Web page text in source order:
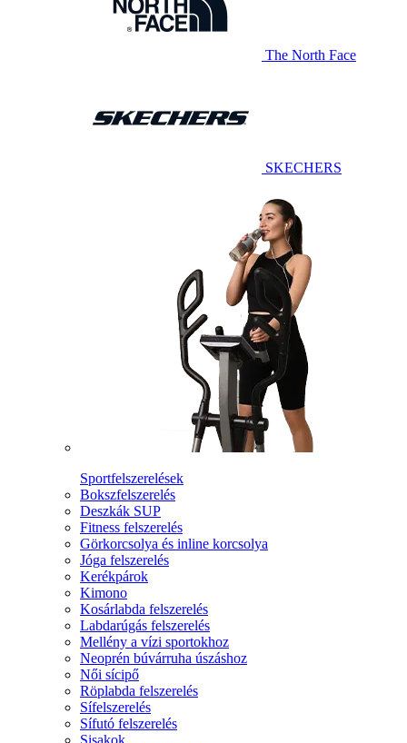
The North Face
SKECHERS
Sportfelszerelések
Bokszfelszerelés
Deszkák SUP
Fitness felszerelés
Görkorcsolya és inline korcsolya
Jóga felszerelés
Kerékpárok
Kimono
Kosárlabda felszerelés
Labdarúgás felszerelés
Mellény a vízi sportokhoz
Neoprén búvárruha úszáshoz
Női sícipő
Röplabda felszerelés
Sífelszerelés
Sífutó felszerelés
Sisakok